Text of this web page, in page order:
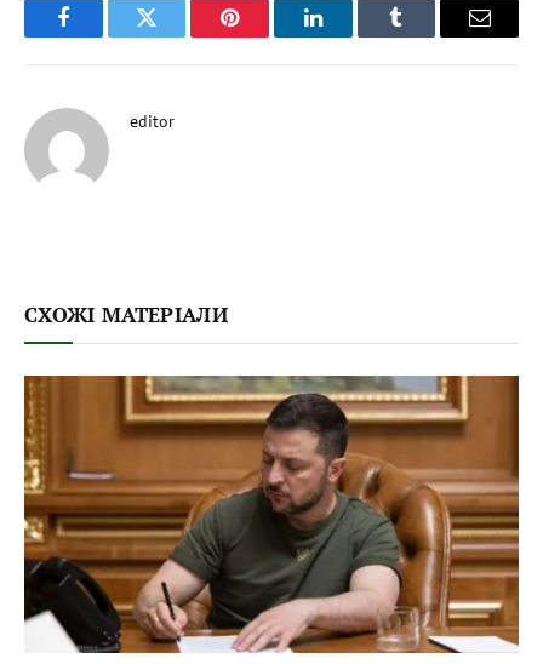
FacebookTwitter Pinterest LinkedInTumblr Email
editor
СХОЖІ МАТЕРІАЛИ